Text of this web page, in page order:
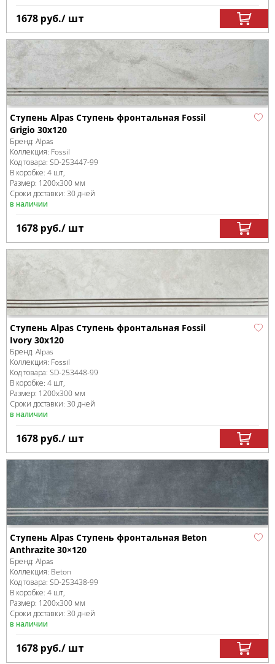
1678 руб./ шт
Ступень Alpas Ступень фронтальная Fossil
Grigio 30x120
Бренд: Alpas
Коллекция: Fossil
Код товара: SD-253447-99
В коробке: 4 шт,
Размер: 1200x300 мм
Сроки доставки: 30 дней
в наличии
1678 руб./ шт
Ступень Alpas Ступень фронтальная Fossil
Ivory 30x120
Бренд: Alpas
Коллекция: Fossil
Код товара: SD-253448-99
В коробке: 4 шт,
Размер: 1200x300 мм
Сроки доставки: 30 дней
в наличии
1678 руб./ шт
Ступень Alpas Ступень фронтальная Beton
Anthrazite 30×120
Бренд: Alpas
Коллекция: Beton
Код товара: SD-253438-99
В коробке: 4 шт,
Размер: 1200x300 мм
Сроки доставки: 30 дней
в наличии
1678 руб./ шт